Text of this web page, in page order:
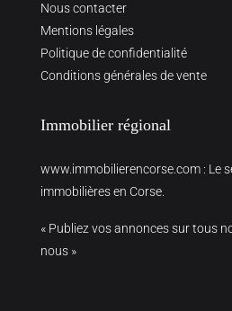
Nous contacter
Mentions légales
Politique de confidentialité
Conditions générales de vente
Immobilier régional
www.immobilierencorse.com : Le
immobilières en Corse.
« Publiez vos annonces sur tous
nous »